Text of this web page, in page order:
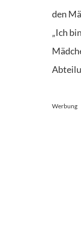
den
„Ich
Werbung